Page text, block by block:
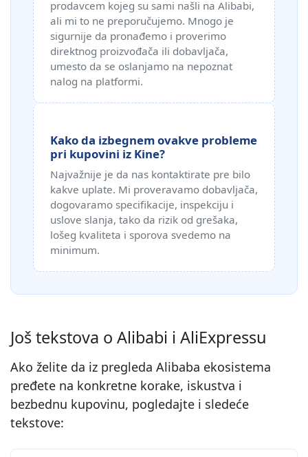
prodavcem kojeg su sami našli na Alibabi,
ali mi to ne preporučujemo. Mnogo je
sigurnije da pronađemo i proverimo
direktnog proizvođača ili dobavljača,
umesto da se oslanjamo na nepoznat
nalog na platformi.
Kako da izbegnem ovakve probleme
pri kupovini iz Kine?
Najvažnije je da nas kontaktirate pre bilo
kakve uplate. Mi proveravamo dobavljača,
dogovaramo specifikacije, inspekciju i
uslove slanja, tako da rizik od grešaka,
lošeg kvaliteta i sporova svedemo na
minimum.
Još tekstova o Alibabi i AliExpressu
Ako želite da iz pregleda Alibaba ekosistema
pređete na konkretne korake, iskustva i
bezbednu kupovinu, pogledajte i sledeće
tekstove: